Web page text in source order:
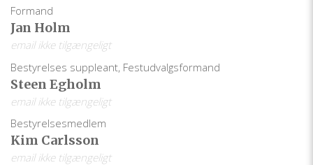
Formand
Jan Holm
email ikke tilgængeligt
Bestyrelses suppleant, Festudvalgsformand
Steen Egholm
email ikke tilgængeligt
Bestyrelsesmedlem
Kim Carlsson
email ikke tilgængeligt